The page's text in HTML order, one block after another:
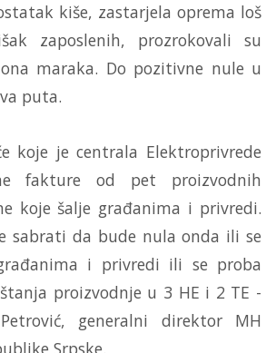
kiše, zastarjela oprema loš
zaposlenih, prozrokovali su
maraka. Do pozitivne nule u
puta.
koje je centrala Elektroprivrede
fakture od pet proizvodnih
koje šalje građanima i privredi.
sabrati da bude nula onda ili se
i privredi ili se proba
proizvodnje u 3 HE i 2 TE -
generalni direktor MH
Srpske.